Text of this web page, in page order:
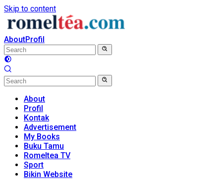
Skip to content
AboutProfil
About
Profil
Kontak
Advertisement
My Books
Buku Tamu
Romeltea TV
Sport
Bikin Website